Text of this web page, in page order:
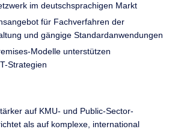
im deutschsprachigen Markt
für Fachverfahren der
und gängige Standardanwendungen
Modelle unterstützen
Strategien
auf KMU- und Public-Sector-
als auf komplexe, international